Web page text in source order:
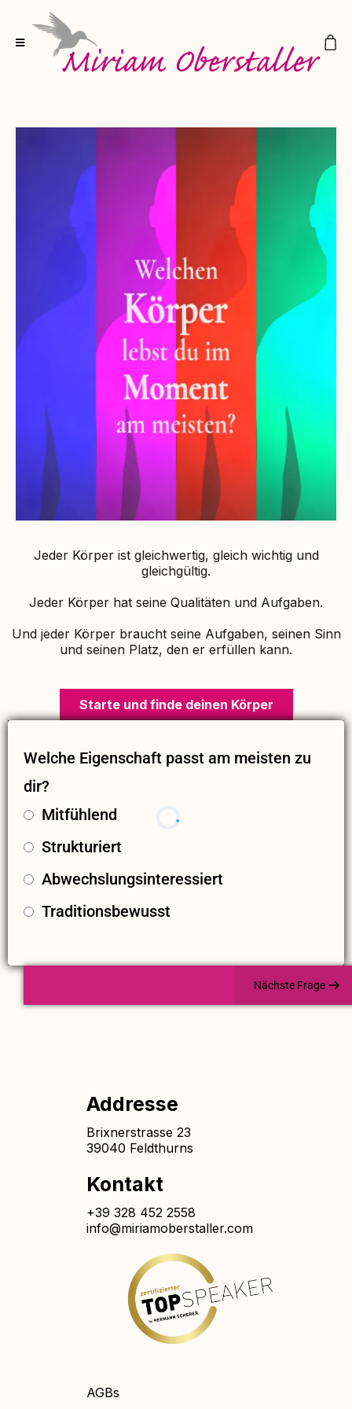
Jeder Körper ist gleichwertig, gleich wichtig und
gleichgültig.
Jeder Körper hat seine Qualitäten und Aufgaben.
Und jeder Körper braucht seine Aufgaben, seinen Sinn
und seinen Platz, den er erfüllen kann.
Starte und finde deinen Körper
Welche Eigenschaft passt am meisten zu
dir?
Mitfühlend
Strukturiert
Abwechslungsinteressiert
Traditionsbewusst
Nächste Frage
Addresse
Brixnerstrasse 23
39040 Feldthurns
Kontakt
+39 328 452 2558
info@miriamoberstaller.com
AGBs